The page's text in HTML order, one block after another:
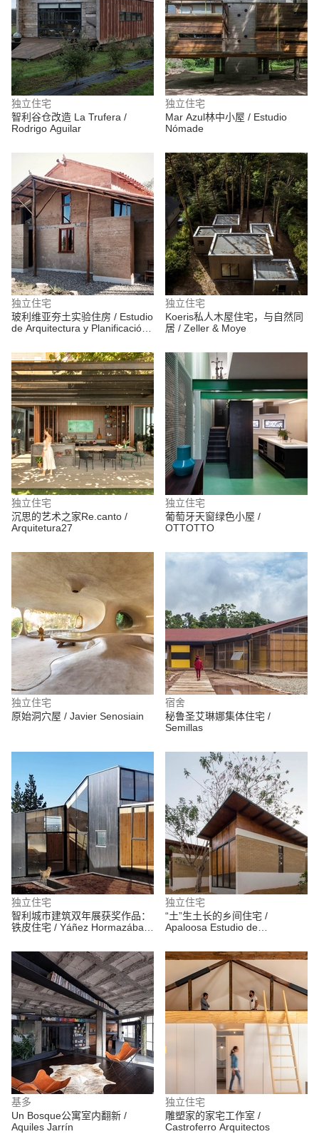
独立住宅
智利谷仓改造 La Trufera /
Rodrigo Aguilar
独立住宅
Mar Azul林中小屋 / Estudio
Nómade
独立住宅
玻利维亚夯土实验住房 / Estudio
de Arquitectura y Planificación
独立住宅
Koeris私人木屋住宅，与自然同
居 / Zeller & Moye
独立住宅
沉思的艺术之家Re.canto /
Arquitetura27
独立住宅
葡萄牙天窗绿色小屋 /
OTTOTTO
独立住宅
原始洞穴屋 / Javier Senosiain
宿舍
秘鲁圣艾琳娜集体住宅 /
Semillas
独立住宅
智利城市建筑双年展获奖作品：
铁皮住宅 / Yáñez Hormazábal
独立住宅
“土”生土长的乡间住宅 /
Apaloosa Estudio de
Flores Arquitecto
基多
Un Bosque公寓室内翻新 /
Aquiles Jarrín
独立住宅
雕塑家的家宅工作室 /
Castroferro Arquitectos